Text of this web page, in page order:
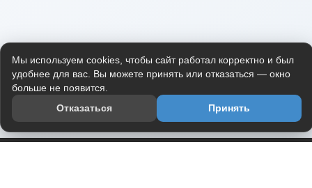
Мы используем cookies, чтобы сайт работал корректно и был
удобнее для вас. Вы можете принять или отказаться — окно
больше не появится.
Отказаться
Принять